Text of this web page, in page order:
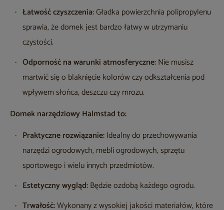
Łatwość czyszczenia:Gładka powierzchnia polipropylenu
sprawia, że domek jest bardzo łatwy w utrzymaniu
czystości.
Odporność na warunki atmosferyczne:Nie musisz
martwić się o blaknięcie kolorów czy odkształcenia pod
wpływem słońca, deszczu czy mrozu.
Domek narzędziowy Halmstad to:
Praktyczne rozwiązanie:Idealny do przechowywania
narzędzi ogrodowych, mebli ogrodowych, sprzętu
sportowego i wielu innych przedmiotów.
Estetyczny wygląd:Będzie ozdobą każdego ogrodu.
Trwałość:Wykonany z wysokiej jakości materiałów, które